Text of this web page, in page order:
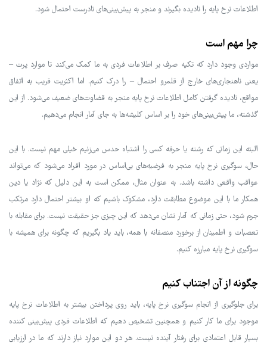
اطلاعات نرخ پایه را نادیده بگیرند و منجر به پیش‌بینی‌های نادرست احتمال شود.
چرا مهم است
مواردی وجود دارد که تکیه صرف بر اطلاعات فردی به ما کمک می‌کند تا موارد پرت –
یعنی ناهنجاری‌های خارج از قلمرو احتمال – را درک کنیم. اما اکثریت قریب به اتفاق
مواقع، نادیده گرفتن کامل اطلاعات نرخ پایه منجر به قضاوت‌های ضعیف می‌شود. از این
گذشته، ما پیش‌بینی‌های خود را بر اساس کلیشه‌ها به جای آمار انجام می‌دهیم.
البته این زمانی که رشته یا حرفه کسی را اشتباه حدس می‌زنیم خیلی مهم نیست. با این
حال، سوگیری نرخ پایه منجر به فرضیه‌های بی‌اساس در مورد افراد می‌شود که می‌تواند
عواقب واقعی داشته باشد. به عنوان مثال، ممکن است به این دلیل که نژاد یا دین
همکار ما با این موضوع مطابقت دارد، مشکوک باشیم که او بیشتر احتمال دارد مرتکب
جرم شود، حتی زمانی که آمار نشان می‌دهد که این چیزی جز حقیقت نیست. برای مقابله با
تعصبات و اطمینان از برخورد منصفانه با همه، باید یاد بگیریم که چگونه برای همیشه با
سوگیری نرخ پایه مبارزه کنیم.
چگونه از آن اجتناب کنیم
برای جلوگیری از انجام سوگیری نرخ پایه، باید روی پرداختن بیشتر به اطلاعات نرخ پایه
موجود برای ما کار کنیم و همچنین تشخیص دهیم که اطلاعات فردی پیش‌بینی کننده
بسیار قابل اعتمادی برای رفتار آینده نیست. هر دو این موارد نیاز دارند که ما در ارزیابی